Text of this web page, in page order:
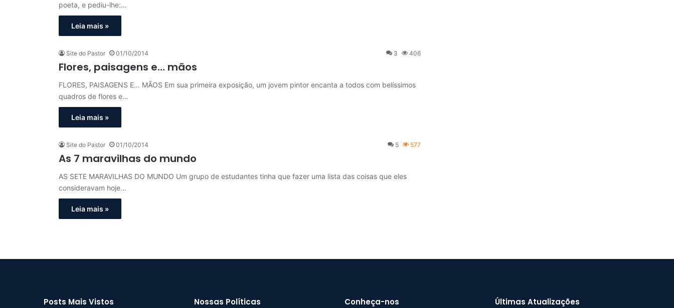
poeta, e pediu-lhe:…
Leia mais »
Site do Pastor 01/10/2014 3 406
Flores, paisagens e… mãos
FLORES, PAISAGENS E… MÃOS Em sua primeira exposição, um jovem pintor encanta a todos com belíssimos
quadros de flores e…
Leia mais »
Site do Pastor 01/10/2014 5 577
As 7 maravilhas do mundo
AS SETE MARAVILHAS DO MUNDO Um grupo de estudantes tinha que fazer uma lista das coisas que eles
consideravam hoje…
Leia mais »
Posts Mais Vistos Nossas Políticas Conheça-nos Últimas Atualizações